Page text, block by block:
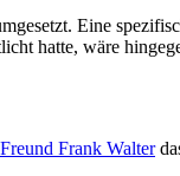
Eine
hatte, wäre
Frank Walter